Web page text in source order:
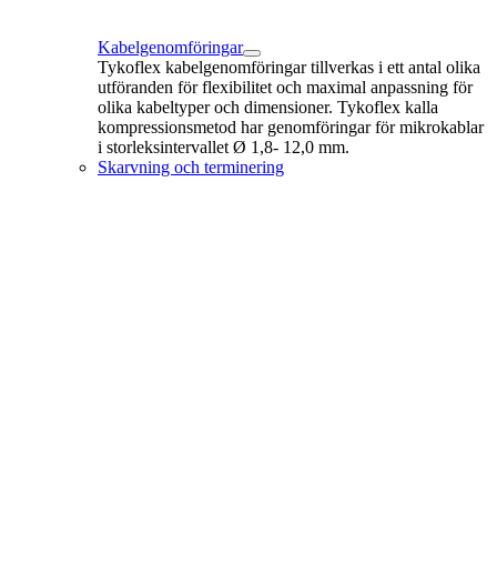
Kabelgenomföringar
Tykoflex kabelgenomföringar tillverkas i ett antal olika
utföranden för flexibilitet och maximal anpassning för
olika kabeltyper och dimensioner. Tykoflex kalla
kompressionsmetod har genomföringar för mikrokablar
i storleksintervallet Ø 1,8- 12,0 mm.
Skarvning och terminering